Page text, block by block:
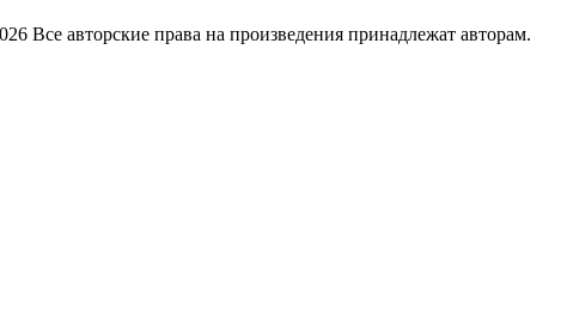
Все авторские права на произведения принадлежат авторам.